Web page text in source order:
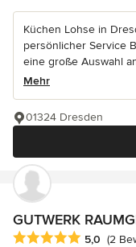
Küchen Lohse in
persönlicher Service
eine große Auswahl
Mehr
01324 Dresden
GUTWERK
Durchschnittliche
5,0 (2